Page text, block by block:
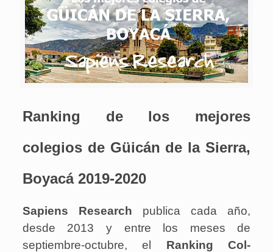
Ranking de los mejores
colegios de Güicán de la Sierra,
Boyacá 2019-2020
Sapiens Research publica cada año,
desde 2013 y entre los meses de
septiembre-octubre, el Ranking Col-